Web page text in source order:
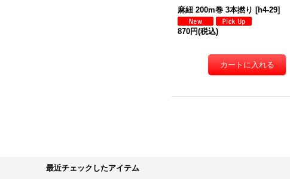
麻紐 200m巻 3本撚り [h4-29]
870円(税込)
最近チェックしたアイテム